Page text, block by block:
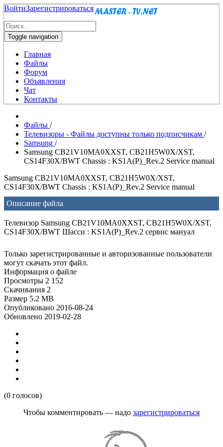
ВойтиЗарегистрироваться
Toggle navigation
Главная
Файлы
Форум
Объявления
Чат
Контакты
Файлы /
Телевизоры - Файлы доступны только подписчикам /
Samsung /
Samsung CB21V10MA0XXST, CB21H5W0X/XST,
CS14F30X/BWT Chassis : KS1A(P)_Rev.2 Service manual
Samsung CB21V10MA0XXST, CB21H5W0X/XST,
CS14F30X/BWT Chassis : KS1A(P)_Rev.2 Service manual
Описание файла
Телевизор Samsung CB21V10MA0XXST, CB21H5W0X/XST,
CS14F30X/BWT Шасси : KS1A(P)_Rev.2 сервис мануал
Только зарегистрированные и авторизованные пользователи
могут скачать этот файл.
Информация о файле
Просмотры 2 152
Скачивания 2
Размер 5.2 MB
Опубликовано 2016-08-24
Обновлено 2019-02-28
(0 голосов)
Чтобы комментировать — надо зарегистрироваться